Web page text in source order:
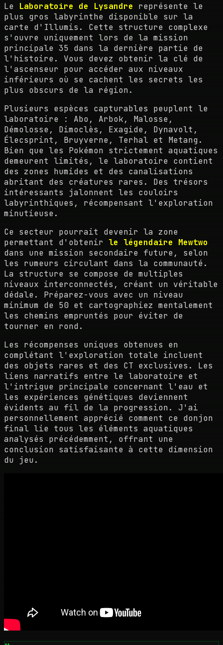
Le Laboratoire de Lysandre représente le
plus gros labyrinthe disponible sur la
carte d'Illumis. Cette structure complexe
s'ouvre uniquement lors de la mission
principale 35 dans la dernière partie de
l'histoire. Vous devez obtenir la clé de
l'ascenseur pour accéder aux niveaux
inférieurs où se cachent les secrets les
plus obscurs de la région.
Plusieurs espèces capturables peuplent le
laboratoire : Abo, Arbok, Malosse,
Démolosse, Dimoclès, Exagide, Dynavolt,
Élecsprint, Bruyverne, Terhal et Metang.
Bien que les Pokémon strictement aquatiques
demeurent limités, le laboratoire contient
des zones humides et des canalisations
abritant des créatures rares. Des trésors
intéressants jalonnent les couloirs
labyrinthiques, récompensant l'exploration
minutieuse.
Ce secteur pourrait devenir la zone
permettant d'obtenir le légendaire Mewtwo
dans une mission secondaire future, selon
les rumeurs circulant dans la communauté.
La structure se compose de multiples
niveaux interconnectés, créant un véritable
dédale. Préparez-vous avec un niveau
minimum de 50 et cartographiez mentalement
les chemins empruntés pour éviter de
tourner en rond.
Les récompenses uniques obtenues en
complétant l'exploration totale incluent
des objets rares et des CT exclusives. Les
liens narratifs entre le laboratoire et
l'intrigue principale concernant l'eau et
les expériences génétiques deviennent
évidents au fil de la progression. J'ai
personnellement apprécié comment ce donjon
final lie tous les éléments aquatiques
analysés précédemment, offrant une
conclusion satisfaisante à cette dimension
du jeu.